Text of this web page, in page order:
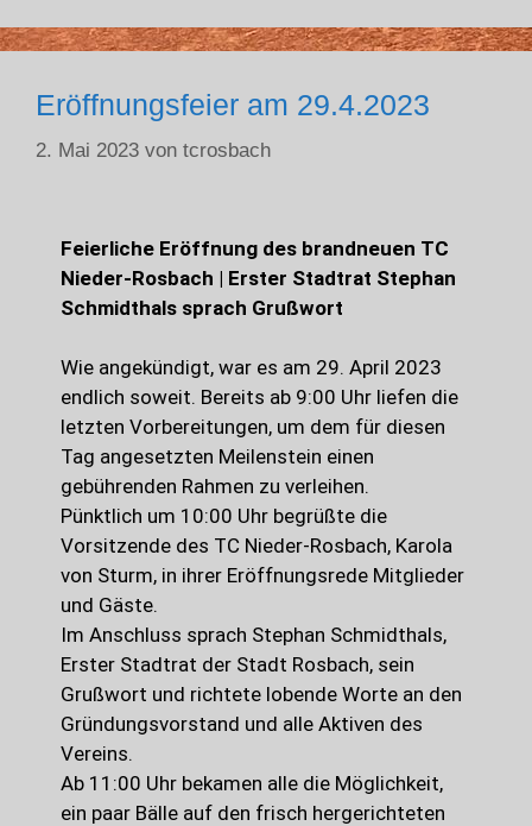
Eröffnungsfeier am 29.4.2023
2. Mai 2023 von tcrosbach
Feierliche Eröffnung des brandneuen TC
Nieder-Rosbach | Erster Stadtrat Stephan
Schmidthals sprach Grußwort
Wie angekündigt, war es am 29. April 2023
endlich soweit. Bereits ab 9:00 Uhr liefen die
letzten Vorbereitungen, um dem für diesen
Tag angesetzten Meilenstein einen
gebührenden Rahmen zu verleihen.
Pünktlich um 10:00 Uhr begrüßte die
Vorsitzende des TC Nieder-Rosbach, Karola
von Sturm, in ihrer Eröffnungsrede Mitglieder
und Gäste.
Im Anschluss sprach Stephan Schmidthals,
Erster Stadtrat der Stadt Rosbach, sein
Grußwort und richtete lobende Worte an den
Gründungsvorstand und alle Aktiven des
Vereins.
Ab 11:00 Uhr bekamen alle die Möglichkeit,
ein paar Bälle auf den frisch hergerichteten